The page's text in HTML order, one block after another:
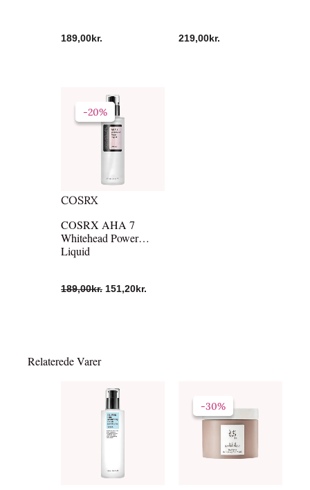
189,00kr. 219,00kr.
-20%
COSRX
-20%
COSRX AHA 7
Whitehead Power
Liquid
189,00kr.
Den
oprindelige
pris
var:
189,00kr..
151,20kr.
Relaterede Varer
-30%
-30%
oprindelige
pris
var:
199,00kr..